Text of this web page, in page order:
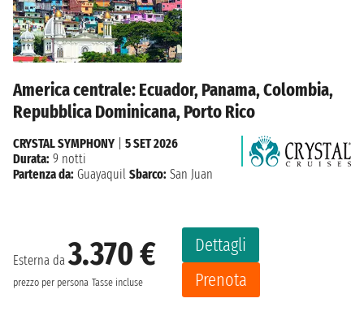
America centrale: Ecuador, Panama, Colombia,
Repubblica Dominicana, Porto Rico
Esterna da3.370 €
prezzo per persona Tasse incluse
Dettagli
Prenota
CRYSTAL SYMPHONY
5 SET 2026
Durata: 9 notti
Partenza da: Guayaquil Sbarco: San Juan